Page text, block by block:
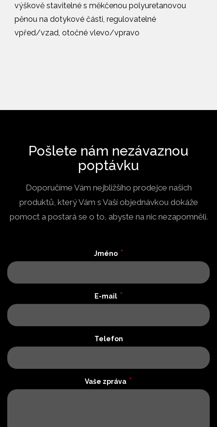
výškově stavitelné s měkčenou polyuretanovou
pěnou na dotykové části, regulovatelné
vpřed/vzad, otočné vlevo/vpravo
Pošlete nám nezávaznou
poptávku
Doporučíme Vám nejbližšího prodejce našich
produktů, který Vám s Vaší objednávkou dokáže
pomoct a postará se o to, abyste na nic nezapomněli.
Jméno *
E-mail *
Telefon
Vaše zpráva *